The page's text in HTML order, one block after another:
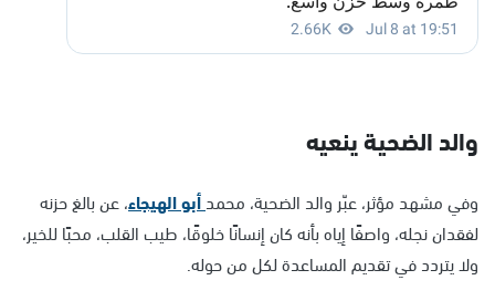
والد الضحية ينعيه
وفي مشهد مؤثر، عبّر والد الضحية، محمدأبو الهيجاء، عن بالغ حزنه
لفقدان نجله، واصفًا إياه بأنه كان إنسانًا خلوقًا، طيب القلب، محبًا للخير،
ولا يتردد في تقديم المساعدة لكل من حوله.